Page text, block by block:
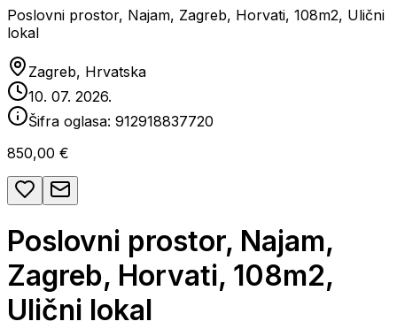
Poslovni prostor, Najam, Zagreb, Horvati, 108m2, Ulični
lokal
Zagreb, Hrvatska
10. 07. 2026.
Šifra oglasa: 912918837720
850,00 €
Poslovni prostor, Najam,
Zagreb, Horvati, 108m2,
Ulični lokal